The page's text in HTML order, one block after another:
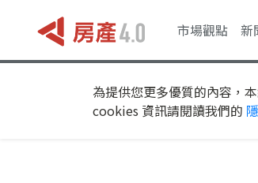
市場觀點 新
為提供您更多優質的內容，
cookies 資訊請閱讀我們的